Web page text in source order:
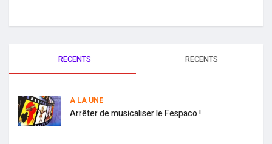
RECENTS RECENTS
A LA UNE
Arrêter de musicaliser le Fespaco !